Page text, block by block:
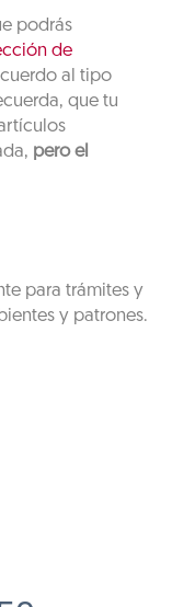
podrás
de
al tipo
que tu
pero el
para trámites y
y patrones.